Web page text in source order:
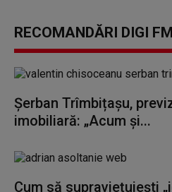
RECOMANDĂRI DIGI FM
Șerban Trîmbițașu,
imobiliară: „Acum și...
Cum să supraviețuiești